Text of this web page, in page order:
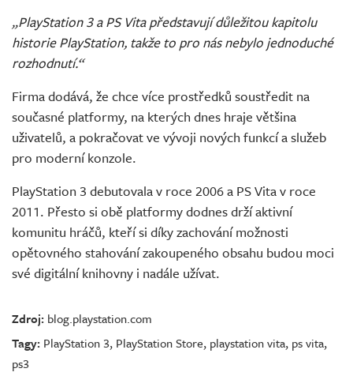
„PlayStation 3 a PS Vita představují důležitou kapitolu
historie PlayStation, takže to pro nás nebylo jednoduché
rozhodnutí.“
Firma dodává, že chce více prostředků soustředit na
současné platformy, na kterých dnes hraje většina
uživatelů, a pokračovat ve vývoji nových funkcí a služeb
pro moderní konzole.
PlayStation 3 debutovala v roce 2006 a PS Vita v roce
2011. Přesto si obě platformy dodnes drží aktivní
komunitu hráčů, kteří si díky zachování možnosti
opětovného stahování zakoupeného obsahu budou moci
své digitální knihovny i nadále užívat.
Zdroj: blog.playstation.com
Tagy: PlayStation 3, PlayStation Store, playstation vita, ps vita,
ps3